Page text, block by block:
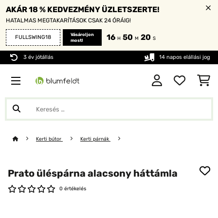
AKÁR 18 % KEDVEZMÉNY ÜZLETSZERTE!
HATALMAS MEGTAKARÍTÁSOK CSAK 24 ÓRÁIG!
FULLSWING18
Vásároljon
most!
16 H 50 M 18 S
3 év jótállás 14 napos elállási jog
Kerti bútor Kerti párnák
Prato üléspárna alacsony háttámla
0 értékelés